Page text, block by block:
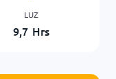
LUZ
9,7 Hrs